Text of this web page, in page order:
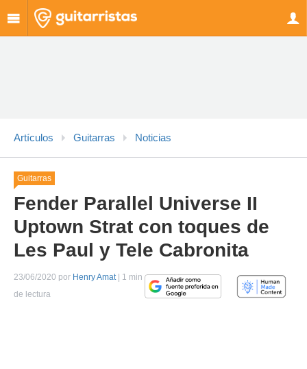
Artículos Guitarras Noticias
Guitarras
Fender Parallel Universe II
Uptown Strat con toques de
Les Paul y Tele Cabronita
23/06/2020 por Henry Amat| 1 min
de lectura